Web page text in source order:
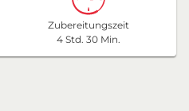
Zubereitungszeit
4 Std. 30 Min.